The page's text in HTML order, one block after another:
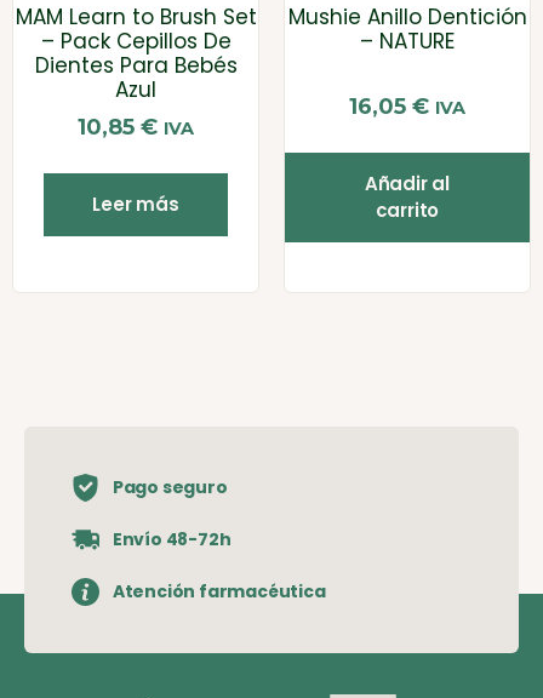
MAM Learn to Brush Set
– Pack Cepillos De
Dientes Para Bebés
Azul
10,85 € IVA
Leer más
Mushie Anillo Dentición
– NATURE
16,05 € IVA
Añadir al
carrito
Pago seguro
Envío 48-72h
Atención farmacéutica